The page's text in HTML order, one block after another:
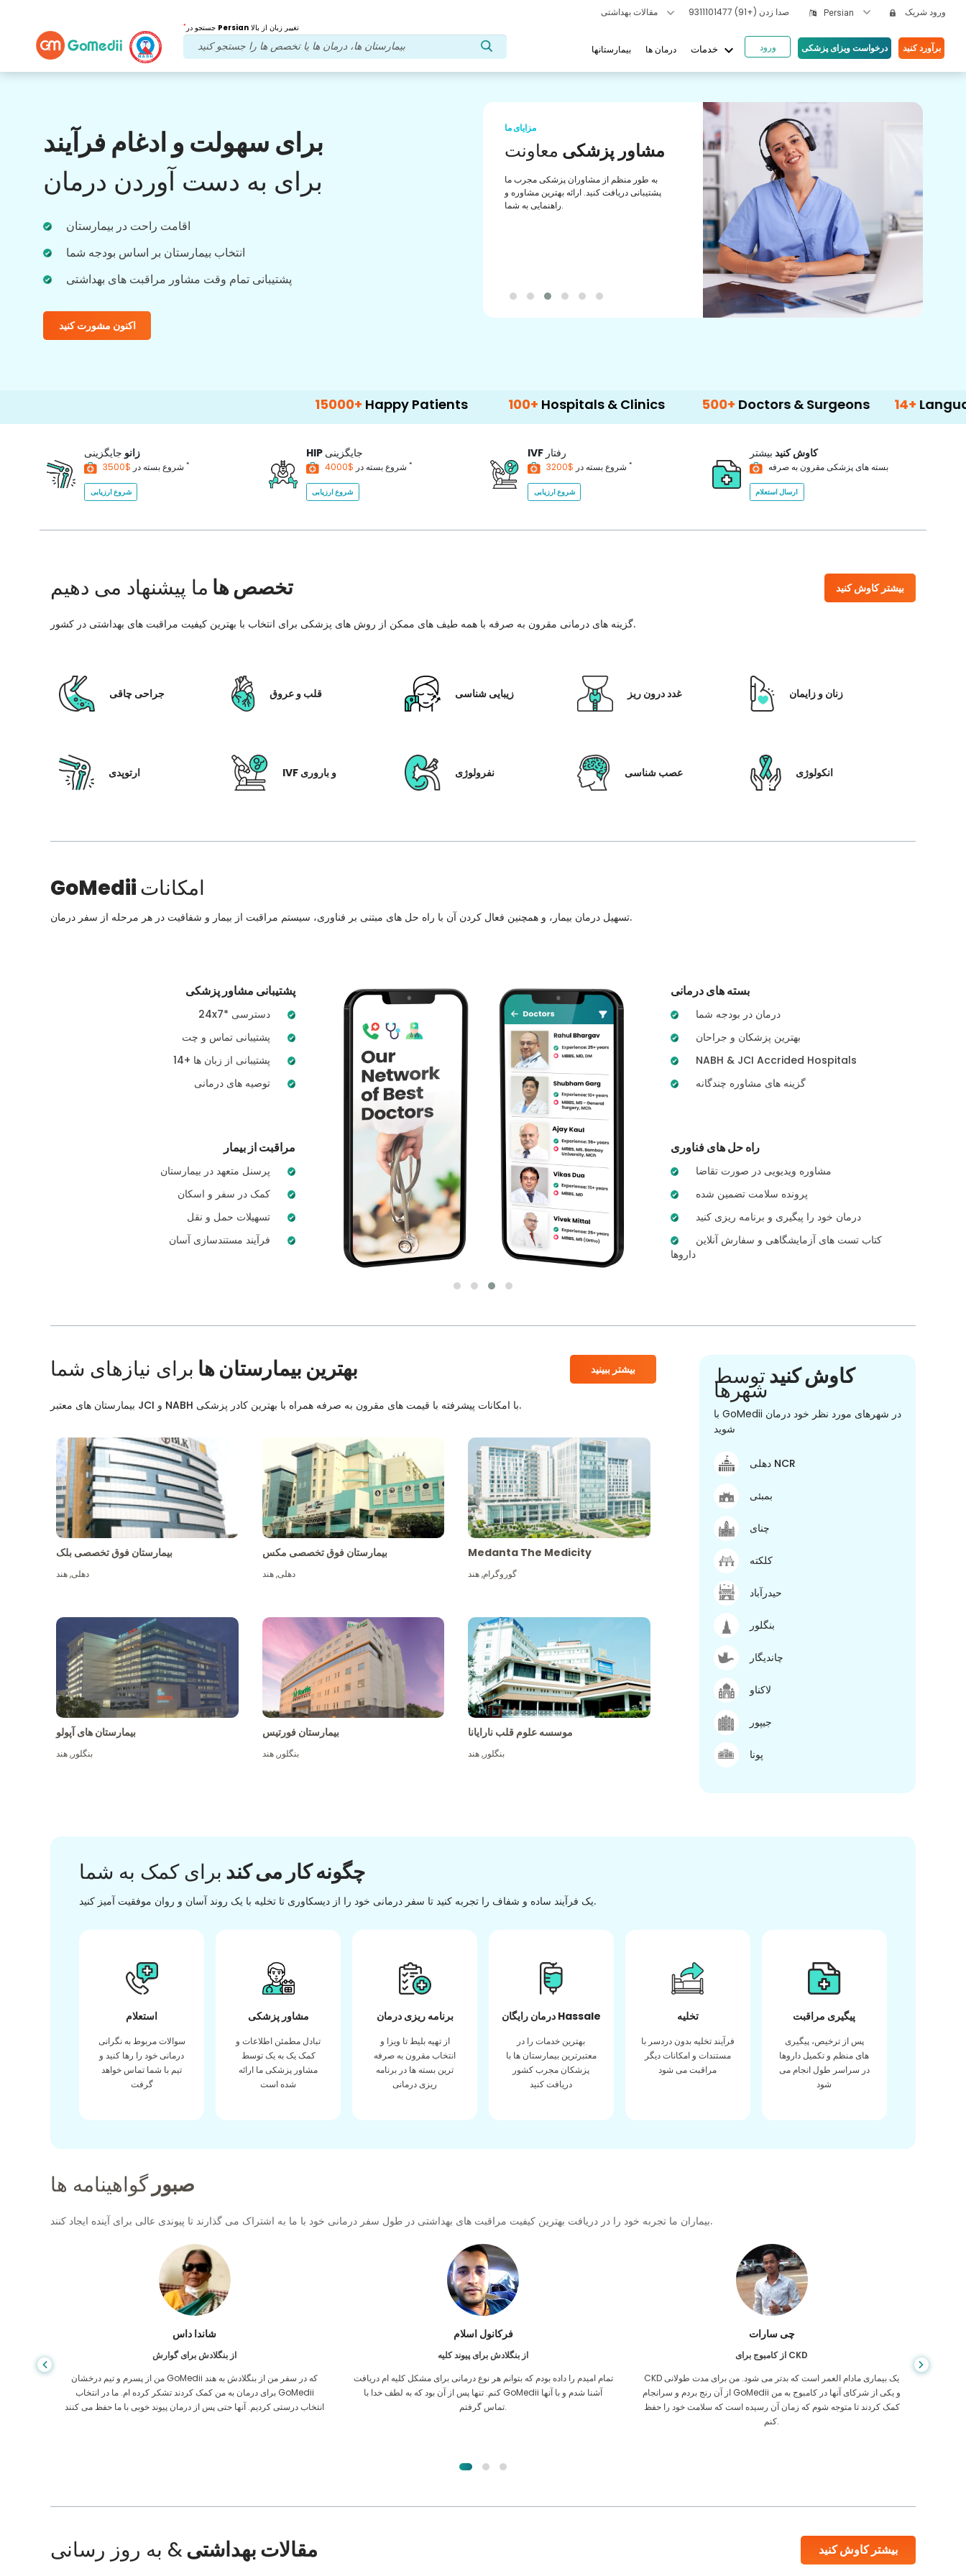
صدا زدن (+91) 9311101477 Persian ورود شریک
* Persian تغییر زبان از بالا
بیمارستانها درمان ها keyboard_arrow_down ورود درخواست ویزای پزشکی برآورد کنید
برای سهولت و ادغام فرآیند
برای به دست آوردن درمان
اقامت راحت در بیمارستان
انتخاب بیمارستان بر اساس بودجه شما
پشتیبانی تمام وقت مشاور مراقبت های بهداشتی
اکنون مشورت کنید
مزایای ما
بعد از درمان پیگیری
مراقبت
کنید. به روز رسانی منظم در مورد نیازهای درمانی
مزایای ما
مشاور پزشکی معاونت
به طور منظم از مشاوران پزشکی مجرب ما
پشتیبانی دریافت کنید. ارائه بهترین مشاوره و
راهنمایی به شما.
Happy Patients 100+ Hospitals & Clinics 500+ Doctors & Surgeons 14+Language
زانو جایگزینی
شروع بسته در *
شروع ارزیابی
HIP جایگزینی
شروع بسته در *
شروع ارزیابی
IVF رفتار
شروع بسته در *
شروع ارزیابی
کاوش کنید بیشتر
بسته های پزشکی مقرون به صرفه
ارسال استعلام
تخصص ها ما پیشنهاد می دهیم بیشتر کاوش کنید
گزینه های درمانی مقرون به صرفه با همه طیف های ممکن از روش های پزشکی برای انتخاب با بهترین کیفیت مراقبت های بهداشتی در کشور.
جراحی چاقی قلب و عروق زیبایی شناسی غدد درون ریز زنان و زایمان
ارتوپدی IVF و باروری نفرولوژی عصب شناسی انکولوژی
GoMediiامکانات
تسهیل درمان بیمار، و همچنین فعال کردن آن با راه حل های مبتنی بر فناوری، سیستم مراقبت از بیمار و شفافیت در هر مرحله از سفر درمان.
پشتیبانی مشاور پزشکی
مراقبت از بیمار
بسته های درمانی
درمان در بودجه شما
بهترین پزشکان و جراحان
NABH & JCI Accrided Hospitals
گزینه های مشاوره چندگانه
راه حل های فناوری
مشاوره ویدیویی در صورت تقاضا
پرونده سلامت تضمین شده
درمان خود را پیگیری و برنامه ریزی کنید
داروها
بهترین بیمارستان ها برای نیازهای شما بیشتر ببینید
بیمارستان های معتبر JCI و NABH با امکانات پیشرفته با قیمت های مقرون به صرفه همراه با بهترین کادر پزشکی.
بیمارستان فوق تخصصی بلک
دهلی,هند
بیمارستان فوق تخصصی مکس
دهلی,هند
Medanta The Medicity
گوروگرام,هند
بیمارستان های آپولو
بنگلور,هند
بیمارستان فورتیس
بنگلور,هند
موسسه علوم قلب نارایانا
بنگلور,هند
کاوش کنیدتوسط
شهرها
با GoMedii در شهرهای مورد نظر خود درمان
شوید
دهلی NCR
بمبئی
چنای
کلکته
حیدرآباد
بنگلور
چاندیگار
لاکناو
جیپور
پونا
چگونه کار می کند برای کمک به شما
یک فرآیند ساده و شفاف را تجربه کنید تا سفر درمانی خود را از دیسکاوری تا تخلیه با یک روند آسان و روان موفقیت آمیز کنید.
استعلام
سوالات مربوط به نگرانی
درمانی خود را رها کنید و
تیم با شما تماس خواهد
گرفت
مشاور پزشکی
تبادل مطمئن اطلاعات و
کمک یک به یک توسط
مشاور پزشکی ما ارائه
شده است
برنامه ریزی درمان
از تهیه بلیط تا ویزا و
انتخاب مقرون به صرفه
ترین بسته ها در برنامه
ریزی درمانی
درمان رایگان Hassale
بهترین خدمات را در
معتبرترین بیمارستان ها با
پزشکان مجرب کشور
دریافت کنید
تخلیه
فرآیند تخلیه بدون دردسر با
مستندات و امکانات دیگر
مراقبت می شود
پیگیری مراقبت
پس از ترخیص، پیگیری
های منظم و تکمیل داروها
در سراسر طول انجام می
شود
صبورگواهینامه ها
بیماران ما تجربه خود را در دریافت بهترین کیفیت مراقبت های بهداشتی در طول سفر درمانی خود با ما به اشتراک می گذارند تا پیوندی عالی برای آینده ایجاد کنند.
شاندا داس
از بنگلادش برای گوارش
من از پسرم و تیم درخشان GoMedii که در سفر من از بنگلادش به هند
برای درمان به من کمک کردند تشکر کرده ام. ما در انتخاب GoMedii
انتخاب درستی کردیم. آنها حتی پس از درمان پیوند خوبی با ما حفظ می کنند
فرکانول اسلام
از بنگلادش برای پیوند کلیه
تمام امیدم را داده بودم که بتوانم هر نوع درمانی برای مشکل کلیه ام دریافت
کنم. تنها پس از آن بود که به لطف خدا با GoMedii آشنا شدم و با آنها
تماس گرفتم.
چی سارات
از کامبوج برای CKD
CKD یک بیماری مادام العمر است که بدتر می شود. من برای مدت طولانی
از آن رنج بردم و سرانجام GoMedii و یکی از شرکای آنها در کامبوج به من
کمک کردند تا متوجه شوم که زمان آن رسیده است که سلامت خود را حفظ
کنم.
مقالات بهداشتی& به روز رسانی بیشتر کاوش کنید